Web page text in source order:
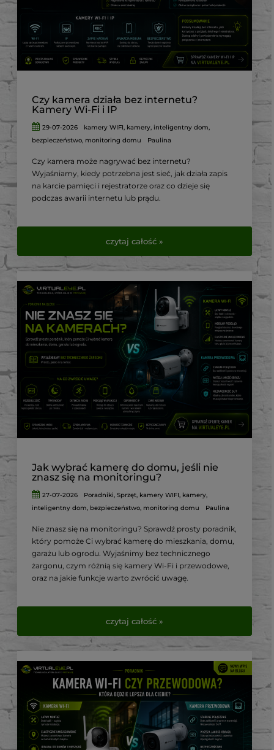
Czy kamera działa bez internetu?
Kamery Wi-Fi i IP
29-07-2026 kamery WIFI, kamery, inteligentny dom,
bezpieczeństwo, monitoring domu Paulina
Czy kamera może nagrywać bez internetu?
Wyjaśniamy, kiedy potrzebna jest sieć, jak działa zapis
na karcie pamięci i rejestratorze oraz co dzieje się
podczas awarii internetu lub prądu.
czytaj całość »
Jak wybrać kamerę do domu, jeśli nie
znasz się na monitoringu?
27-07-2026 Poradniki,Sprzęt, kamery WIFI, kamery,
inteligentny dom, bezpieczeństwo, monitoring domu Paulina
Nie znasz się na monitoringu? Sprawdź prosty poradnik,
który pomoże Ci wybrać kamerę do mieszkania, domu,
garażu lub ogrodu. Wyjaśnimy bez technicznego
żargonu, czym różnią się kamery Wi-Fi i przewodowe,
oraz na jakie funkcje warto zwrócić uwagę.
czytaj całość »